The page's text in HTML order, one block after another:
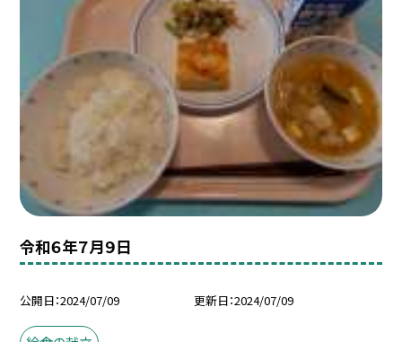
令和６年７月９日
公開日 2024/07/09 更新日 2024/07/09